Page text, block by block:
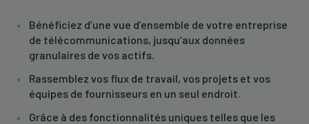
Bénéficiez d’une vue d’ensemble de votre entreprise
de télécommunications, jusqu’aux données
granulaires de vos actifs.
Rassemblez vos flux de travail, vos projets et vos
équipes de fournisseurs en un seul endroit.
Grâce à des fonctionnalités uniques telles que les